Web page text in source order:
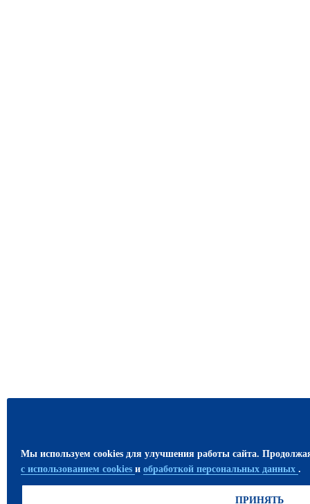
Мы используем cookies для улучшения работы сайта.
с использованием cookies и обработкой персональных данных .
ПРИНЯТЬ